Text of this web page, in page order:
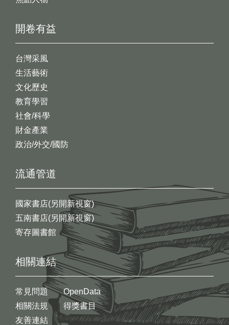
開卷有益
台灣采風
生活藝術
文化歷史
教育學習
社會/科學
財金產業
政治/外交/國防
流通管道
國家書店(另開新視窗)
五南書店(另開新視窗)
寄存圖書館
相關連結
常見問題
相關法規
友善連結
OpenData
得獎書目